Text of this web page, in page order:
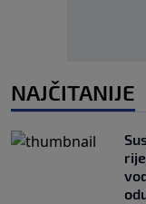
NAJČITANIJE